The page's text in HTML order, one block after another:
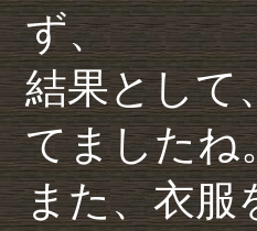
ず、
結果として
てましたね
また、衣服